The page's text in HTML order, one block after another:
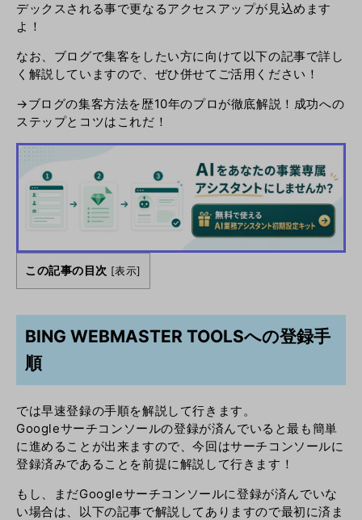
デックスされる事で更なるアクセスアップが見込めます
よ！
なお、ブログで集客をしたい方に向けて以下の記事で詳し
く解説していますので、ぜひ併せてご活用ください！
→ブログの集客方法を歴10年のプロが徹底解説！成功への
ステップとコツはこれだ！
この記事の目次 [表示]
BING WEBMASTER TOOLSへの登録手
順
では早速登録の手順を解説して行きます。
Googleサーチコンソールの登録が済んでいると最も簡単
に進めることが出来ますので、今回はサーチコンソールに
登録済みであることを前提に解説して行きます！
もし、まだGoogleサーチコンソールに登録が済んでいな
い場合は、以下の記事で解説してありますので最初に済ま